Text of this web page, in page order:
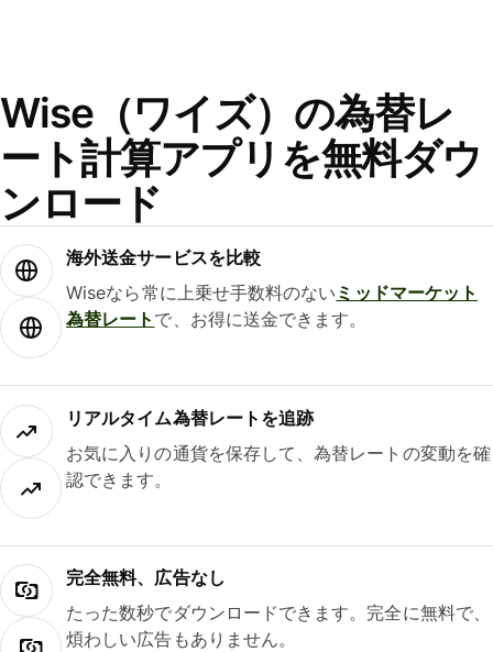
Wise（ワイズ）の為替レ
ート計算アプリを無料ダウ
ンロード
海外送金サービスを比較
Wiseなら常に上乗せ手数料のない ミッドマーケット
為替レート で、お得に送金できます。
リアルタイム為替レートを追跡
お気に入りの通貨を保存して、為替レートの変動を確
認できます。
完全無料、広告なし
たった数秒でダウンロードできます。完全に無料で、
煩わしい広告もありません。